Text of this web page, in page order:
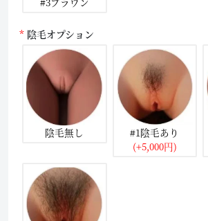
陰毛オプション
陰毛無し
#1陰毛あり
(+5,000円)